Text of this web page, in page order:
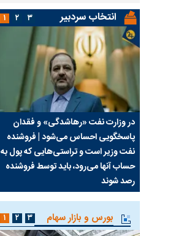
انتخاب سردبیر
در وزارت نفت «رهاشدگی» و فقدان
پاسخگویی احساس می‌شود | فروشنده
نفت وزیر است و تراستی‌هایی که پول به
حساب آنها می‌رود، باید توسط فروشنده
رصد شوند
۱ ۲ ۳
بورس و بازار سهام ۱ ۲ ۳